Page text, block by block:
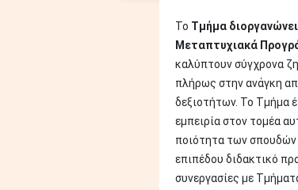
Το Τμήμα
Μεταπτυχιακά
καλύπτουν σύγχρονα
πλήρως στην ανάγκη
δεξιοτήτων. Το Τμήμα
εμπειρία στον τομέα
ποιότητα των
επιπέδου διδακτικό
συνεργασίες με